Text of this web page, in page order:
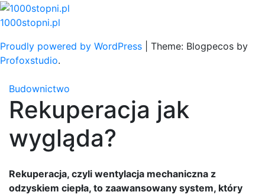
Skip
to
1000stopni.pl
Proudly powered by WordPress
Theme: Blogpecos by
Profoxstudio.
Budownictwo
Rekuperacja jak
wygląda?
Rekuperacja, czyli wentylacja mechaniczna z
odzyskiem ciepła, to zaawansowany system, który